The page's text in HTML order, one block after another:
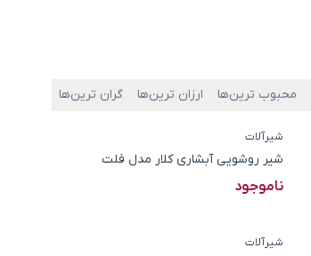
محبوب ترین‌ها ارزان ترین‌ها گران ترین‌ها
شیرآلات
شیر روشویی آبشاری کلار مدل فلت
ناموجود
شیرآلات